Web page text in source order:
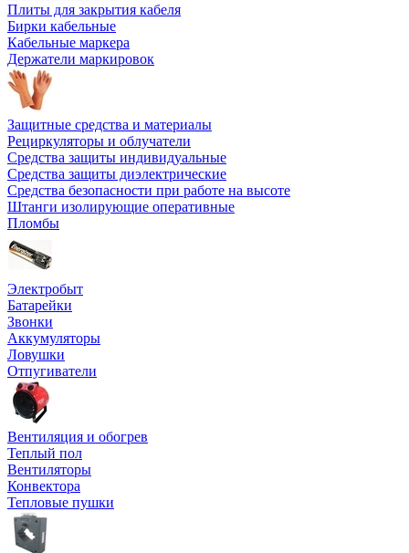
Плиты для закрытия кабеля
Бирки кабельные
Кабельные маркера
Держатели маркировок
Защитные средства и материалы
Рециркуляторы и облучатели
Средства защиты индивидуальные
Средства защиты диэлектрические
Средства безопасности при работе на высоте
Штанги изолирующие оперативные
Пломбы
Электробыт
Батарейки
Звонки
Аккумуляторы
Ловушки
Отпугиватели
Вентиляция и обогрев
Теплый пол
Вентиляторы
Конвектора
Тепловые пушки